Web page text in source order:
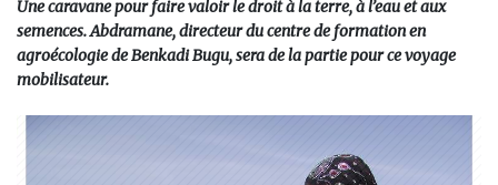
Une caravane pour faire valoir le droit à la terre, à l’eau et aux
semences. Abdramane, directeur du centre de formation en
agroécologie de Benkadi Bugu, sera de la partie pour ce voyage
mobilisateur.